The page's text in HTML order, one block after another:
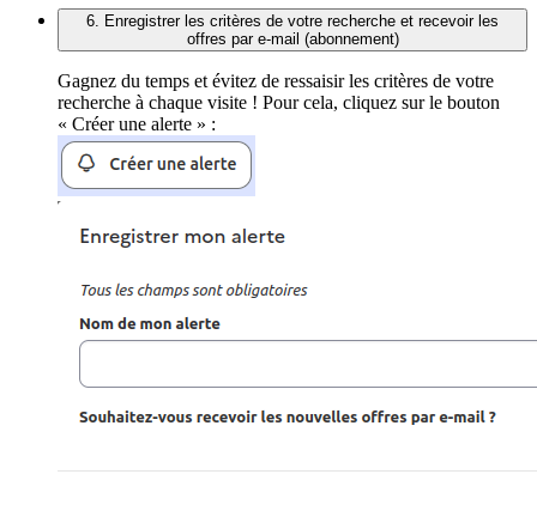
6. Enregistrer les critères de votre recherche et recevoir les
offres par e-mail (abonnement)
Gagnez du temps et évitez de ressaisir les critères de votre
recherche à chaque visite ! Pour cela, cliquez sur le bouton
« Créer une alerte » :